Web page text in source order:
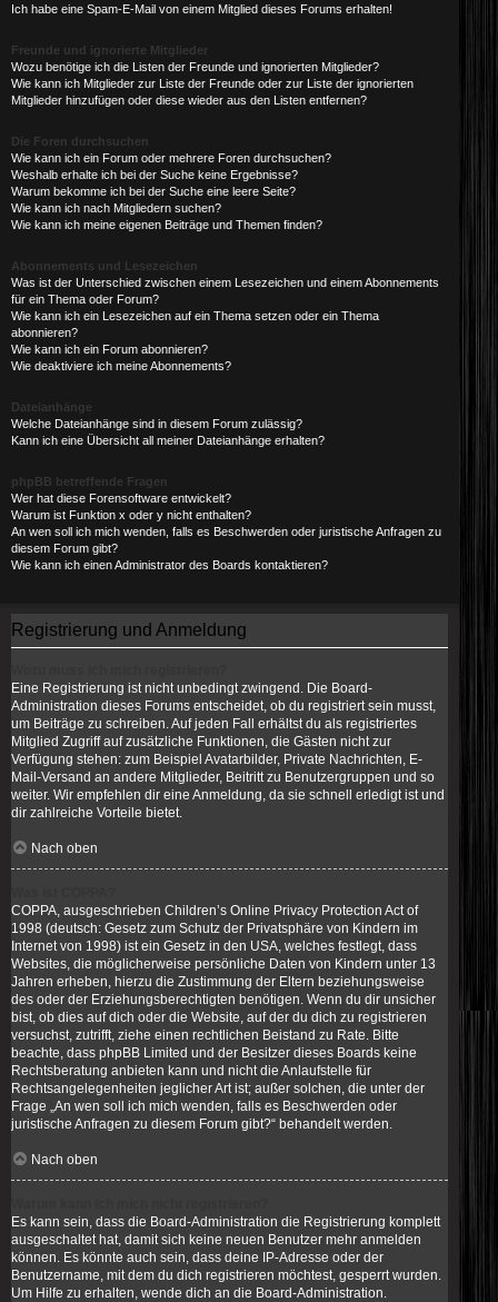
Ich habe eine Spam-E-Mail von einem Mitglied dieses Forums erhalten!
Freunde und ignorierte Mitglieder
Wozu benötige ich die Listen der Freunde und ignorierten Mitglieder?
Wie kann ich Mitglieder zur Liste der Freunde oder zur Liste der ignorierten
Mitglieder hinzufügen oder diese wieder aus den Listen entfernen?
Die Foren durchsuchen
Wie kann ich ein Forum oder mehrere Foren durchsuchen?
Weshalb erhalte ich bei der Suche keine Ergebnisse?
Warum bekomme ich bei der Suche eine leere Seite?
Wie kann ich nach Mitgliedern suchen?
Wie kann ich meine eigenen Beiträge und Themen finden?
Abonnements und Lesezeichen
Was ist der Unterschied zwischen einem Lesezeichen und einem Abonnements
für ein Thema oder Forum?
Wie kann ich ein Lesezeichen auf ein Thema setzen oder ein Thema
abonnieren?
Wie kann ich ein Forum abonnieren?
Wie deaktiviere ich meine Abonnements?
Dateianhänge
Welche Dateianhänge sind in diesem Forum zulässig?
Kann ich eine Übersicht all meiner Dateianhänge erhalten?
phpBB betreffende Fragen
Wer hat diese Forensoftware entwickelt?
Warum ist Funktion x oder y nicht enthalten?
An wen soll ich mich wenden, falls es Beschwerden oder juristische Anfragen zu
diesem Forum gibt?
Wie kann ich einen Administrator des Boards kontaktieren?
Registrierung und Anmeldung
Eine Registrierung ist nicht unbedingt zwingend. Die Board-
Administration dieses Forums entscheidet, ob du registriert sein musst,
um Beiträge zu schreiben. Auf jeden Fall erhältst du als registriertes
Mitglied Zugriff auf zusätzliche Funktionen, die Gästen nicht zur
Verfügung stehen: zum Beispiel Avatarbilder, Private Nachrichten, E-
Mail-Versand an andere Mitglieder, Beitritt zu Benutzergruppen und so
weiter. Wir empfehlen dir eine Anmeldung, da sie schnell erledigt ist und
dir zahlreiche Vorteile bietet.
Nach oben
COPPA, ausgeschrieben Children’s Online Privacy Protection Act of
1998 (deutsch: Gesetz zum Schutz der Privatsphäre von Kindern im
Internet von 1998) ist ein Gesetz in den USA, welches festlegt, dass
Websites, die möglicherweise persönliche Daten von Kindern unter 13
Jahren erheben, hierzu die Zustimmung der Eltern beziehungsweise
des oder der Erziehungsberechtigten benötigen. Wenn du dir unsicher
bist, ob dies auf dich oder die Website, auf der du dich zu registrieren
versuchst, zutrifft, ziehe einen rechtlichen Beistand zu Rate. Bitte
beachte, dass phpBB Limited und der Besitzer dieses Boards keine
Rechtsberatung anbieten kann und nicht die Anlaufstelle für
Rechtsangelegenheiten jeglicher Art ist; außer solchen, die unter der
Frage „An wen soll ich mich wenden, falls es Beschwerden oder
juristische Anfragen zu diesem Forum gibt?“ behandelt werden.
Nach oben
Es kann sein, dass die Board-Administration die Registrierung komplett
ausgeschaltet hat, damit sich keine neuen Benutzer mehr anmelden
können. Es könnte auch sein, dass deine IP-Adresse oder der
Benutzername, mit dem du dich registrieren möchtest, gesperrt wurden.
Um Hilfe zu erhalten, wende dich an die Board-Administration.